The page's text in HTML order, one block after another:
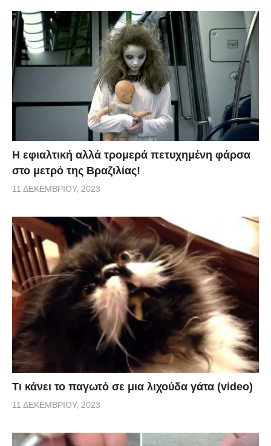
H εφιαλτική αλλά τρομερά πετυχημένη φάρσα
στο μετρό της Βραζιλίας!
11 ΔΕΚΕΜΒΡΊΟΥ, 2023
Τι κάνει το παγωτό σε μια λιχούδα γάτα (video)
11 ΔΕΚΕΜΒΡΊΟΥ, 2023